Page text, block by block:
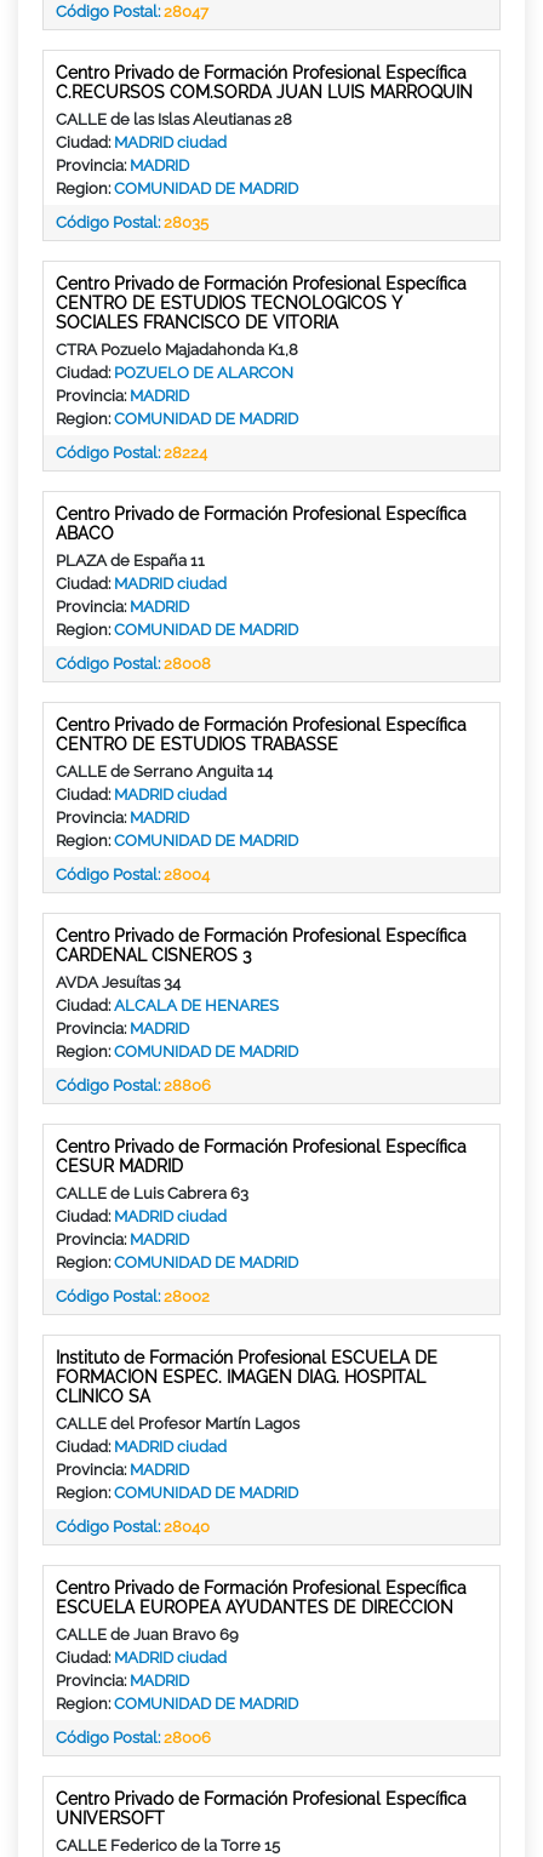
Código Postal:28047
Centro Privado de Formación Profesional Específica
C.RECURSOS COM.SORDA JUAN LUIS MARROQUIN
CALLE de las Islas Aleutianas 28
Ciudad: MADRID ciudad
Provincia: MADRID
Region:COMUNIDAD DE MADRID
Código Postal:28035
Centro Privado de Formación Profesional Específica
CENTRO DE ESTUDIOS TECNOLOGICOS Y
SOCIALES FRANCISCO DE VITORIA
CTRA Pozuelo Majadahonda K1,8
Ciudad: POZUELO DE ALARCON
Provincia: MADRID
Region:COMUNIDAD DE MADRID
Código Postal:28224
Centro Privado de Formación Profesional Específica
ABACO
PLAZA de España 11
Ciudad: MADRID ciudad
Provincia: MADRID
Region:COMUNIDAD DE MADRID
Código Postal:28008
Centro Privado de Formación Profesional Específica
CENTRO DE ESTUDIOS TRABASSE
CALLE de Serrano Anguita 14
Ciudad: MADRID ciudad
Provincia: MADRID
Region:COMUNIDAD DE MADRID
Código Postal:28004
Centro Privado de Formación Profesional Específica
CARDENAL CISNEROS 3
AVDA Jesuítas 34
Ciudad:ALCALA DE HENARES
Provincia: MADRID
Region:COMUNIDAD DE MADRID
Código Postal:28806
Centro Privado de Formación Profesional Específica
CESUR MADRID
CALLE de Luis Cabrera 63
Ciudad: MADRID ciudad
Provincia: MADRID
Region:COMUNIDAD DE MADRID
Código Postal:28002
Instituto de Formación Profesional ESCUELA DE
FORMACION ESPEC. IMAGEN DIAG. HOSPITAL
CLINICO SA
CALLE del Profesor Martín Lagos
Ciudad: MADRID ciudad
Provincia: MADRID
Region:COMUNIDAD DE MADRID
Código Postal:28040
Centro Privado de Formación Profesional Específica
ESCUELA EUROPEA AYUDANTES DE DIRECCION
CALLE de Juan Bravo 69
Ciudad: MADRID ciudad
Provincia: MADRID
Region:COMUNIDAD DE MADRID
Código Postal:28006
Centro Privado de Formación Profesional Específica
UNIVERSOFT
CALLE Federico de la Torre 15